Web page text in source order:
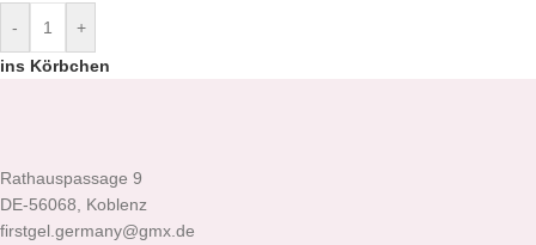
-
+
ins Körbchen
Rathauspassage 9
DE-56068, Koblenz
firstgel.germany@gmx.de